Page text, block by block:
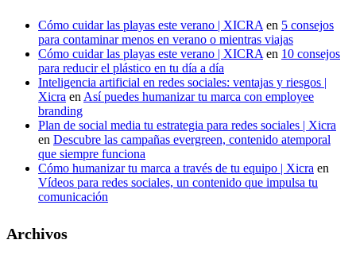
Cómo cuidar las playas este verano | XICRA en 5 consejos
para contaminar menos en verano o mientras viajas
Cómo cuidar las playas este verano | XICRA en 10 consejos
para reducir el plástico en tu día a día
Inteligencia artificial en redes sociales: ventajas y riesgos |
Xicra en Así puedes humanizar tu marca con employee
branding
Plan de social media tu estrategia para redes sociales | Xicra
en Descubre las campañas evergreen, contenido atemporal
que siempre funciona
Cómo humanizar tu marca a través de tu equipo | Xicra en
Vídeos para redes sociales, un contenido que impulsa tu
comunicación
Archivos